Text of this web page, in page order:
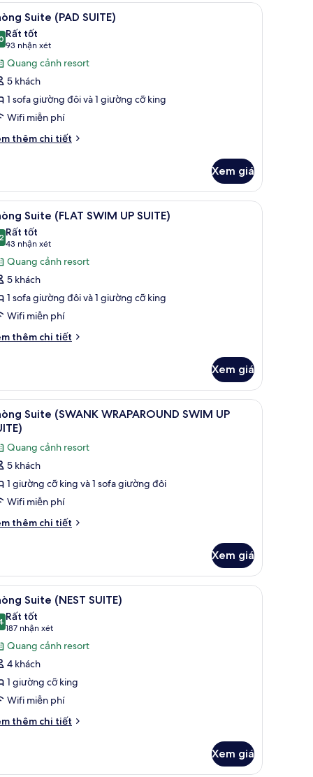
uống miễn phí Bộ đồ giường cao cấp, minibar với thức
4 Suite (PAD SUITE)
trên 10
Rất tốt
93 nhận xét
(93
nhận
xét)
Quang cảnh resort
5 khách
1 sofa giường đôi và 1 giường cỡ king
Wifi miễn phí
thêm chi tiết
Xem giá
uống miễn phí Bộ đồ giường cao cấp, minibar với thức
6 Suite (FLAT SWIM UP SUITE)
trên 10
Rất tốt
43 nhận xét
(43
nhận
xét)
Quang cảnh resort
5 khách
1 sofa giường đôi và 1 giường cỡ king
Wifi miễn phí
thêm chi tiết
Xem giá
Bộ đồ giường cao cấp, minibar với thức
6
Suite (SWANK WRAPAROUND SWIM UP
Quang cảnh resort
5 khách
1 giường cỡ king và 1 sofa giường đôi
Wifi miễn phí
thêm chi tiết
Xem giá
uống miễn phí Bộ đồ giường cao cấp, minibar với thức
4 Suite (NEST SUITE)
trên 10
Rất tốt
187 nhận xét
(187
nhận
xét)
Quang cảnh resort
4 khách
1 giường cỡ king
Wifi miễn phí
thêm chi tiết
Xem giá